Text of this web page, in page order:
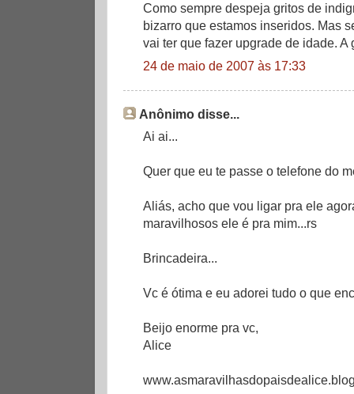
Como sempre despeja gritos de
bizarro que estamos inseridos. Mas
vai ter que fazer upgrade de idade.
24 de maio de 2007 às 17:33
Anônimo disse...
Ai ai...
Quer que eu te passe o telefone do
Aliás, acho que vou ligar pra ele
maravilhosos ele é pra mim...rs
Brincadeira...
Vc é ótima e eu adorei tudo o que
Beijo enorme pra vc,
Alice